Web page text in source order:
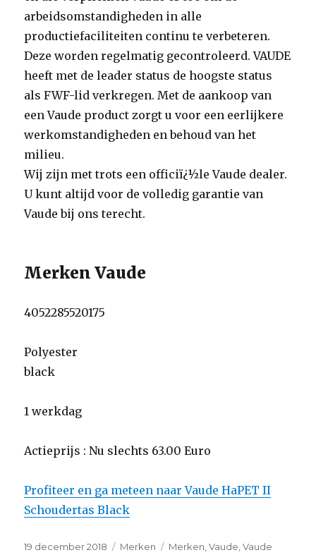
arbeidsomstandigheden in alle
productiefaciliteiten continu te verbeteren.
Deze worden regelmatig gecontroleerd. VAUDE
heeft met de leader status de hoogste status
als FWF-lid verkregen. Met de aankoop van
een Vaude product zorgt u voor een eerlijkere
werkomstandigheden en behoud van het
milieu.
Wij zijn met trots een officiï¿½le Vaude dealer.
U kunt altijd voor de volledig garantie van
Vaude bij ons terecht.
Merken Vaude
4052285520175
Polyester
black
1 werkdag
Actieprijs : Nu slechts 63.00 Euro
Profiteer en ga meteen naar Vaude HaPET II
Schoudertas Black
Geplaatst
19 december 2018 Categorieën
Merken Tags
Merken,Vaude,Vaude